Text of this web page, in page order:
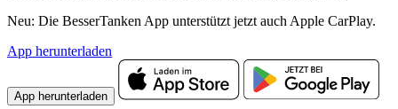
Neu: Die BesserTanken App unterstützt jetzt auch Apple CarPlay.
App herunterladen
App herunterladen